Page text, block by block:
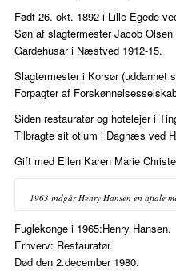
Født 26. okt. 1892 i Lille Egede
Søn af slagtermester Jacob
Gardehusar i Næstved 1912-15.
Slagtermester i Korsør (uddannet
Forpagter af
Siden restauratør og hotelejer i
Tilbragte sit otium i Dagnæs ved
Gift med Ellen Karen Marie
1963 indgår Henry Hansen en aftale
Fuglekonge i 1965:Henry Hansen.
Erhverv: Restauratør.
Død den 2.december 1980.